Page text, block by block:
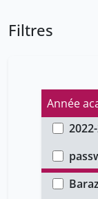
Filtres
Année
Type
Auteur
Type de